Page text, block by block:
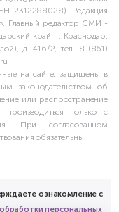
2312288028). Редакция
редактор СМИ -
край, г. Краснодар,
д. 416/2, тел. 8 (861)
на сайте, защищены в
законодательством об
или распространение
только с
При согласованном
обязательны.
ознакомление с
персональных